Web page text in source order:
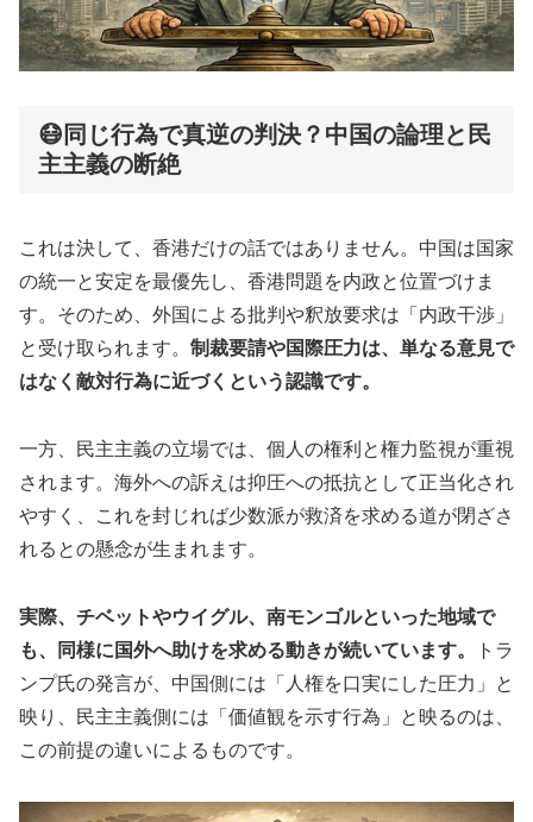
😷同じ行為で真逆の判決？中国の論理と民
主主義の断絶
これは決して、香港だけの話ではありません。中国は国家
の統一と安定を最優先し、香港問題を内政と位置づけま
す。そのため、外国による批判や釈放要求は「内政干渉」
と受け取られます。 制裁要請や国際圧力は、単なる意見で
はなく敵対行為に近づくという認識です。
一方、民主主義の立場では、個人の権利と権力監視が重視
されます。海外への訴えは抑圧への抵抗として正当化され
やすく、これを封じれば少数派が救済を求める道が閉ざさ
れるとの懸念が生まれます。
実際、チベットやウイグル、南モンゴルといった地域で
も、同様に国外へ助けを求める動きが続いています。
トラ
ンプ氏の発言が、中国側には「人権を口実にした圧力」と
映り、民主主義側には「価値観を示す行為」と映るのは、
この前提の違いによるものです。